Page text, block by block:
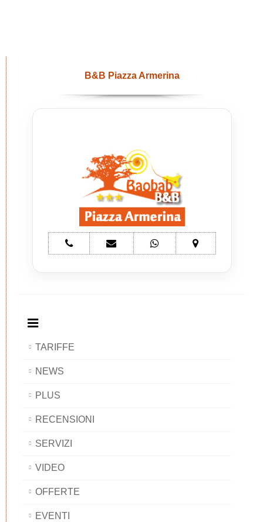
B&B Piazza Armerina
telefono
Bed
e-
mail
whatsapp
Bed
mappa
Bed
TARIFFE
NEWS
PLUS
RECENSIONI
SERVIZI
VIDEO
OFFERTE
EVENTI